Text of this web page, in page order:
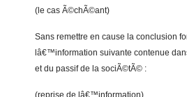
(le cas Ã©chÃ©ant)
Sans remettre en cause la conclusion
lâ€™information suivante contenue
et du passif de la sociÃ©tÃ© :
(reprise de lâ€™information)